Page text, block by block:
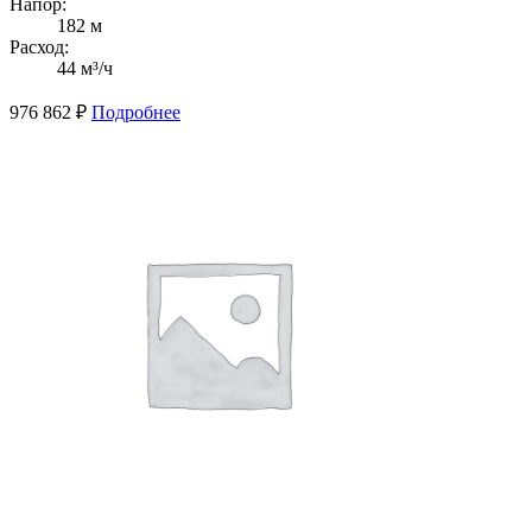
Напор:
182 м
Расход:
44 м³/ч
976 862 ₽ Подробнее